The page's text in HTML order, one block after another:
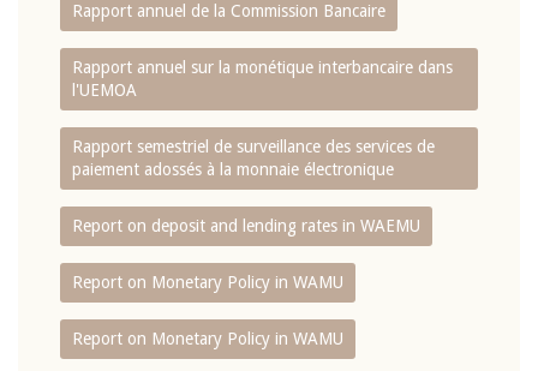
Rapport annuel de la Commission Bancaire
Rapport annuel sur la monétique interbancaire dans
l'UEMOA
Rapport semestriel de surveillance des services de
paiement adossés à la monnaie électronique
Report on deposit and lending rates in WAEMU
Report on Monetary Policy in WAMU
Report on Monetary Policy in WAMU